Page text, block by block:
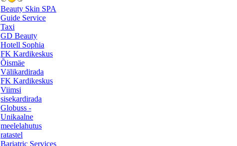
Beauty Skin SPA
Guide Service
Taxi
GD Beauty
Hotell Sophia
FK Kardikeskus
Õismäe
Välikardirada
FK Kardikeskus
Viimsi
sisekardirada
Globuss -
Unikaalne
meelelahutus
ratastel
Bariatric Services